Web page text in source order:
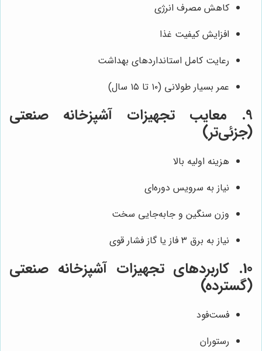
کاهش مصرف انرژی
افزایش کیفیت غذا
رعایت کامل استانداردهای بهداشت
عمر بسیار طولانی (۱۰ تا ۱۵ سال)
9. معایب تجهیزات آشپزخانه صنعتی
(جزئی‌تر)
هزینه اولیه بالا
نیاز به سرویس دوره‌ای
وزن سنگین و جابه‌جایی سخت
نیاز به برق ۳ فاز یا گاز فشار قوی
10. کاربردهای تجهیزات آشپزخانه صنعتی
(گسترده)
فست‌فود
رستوران